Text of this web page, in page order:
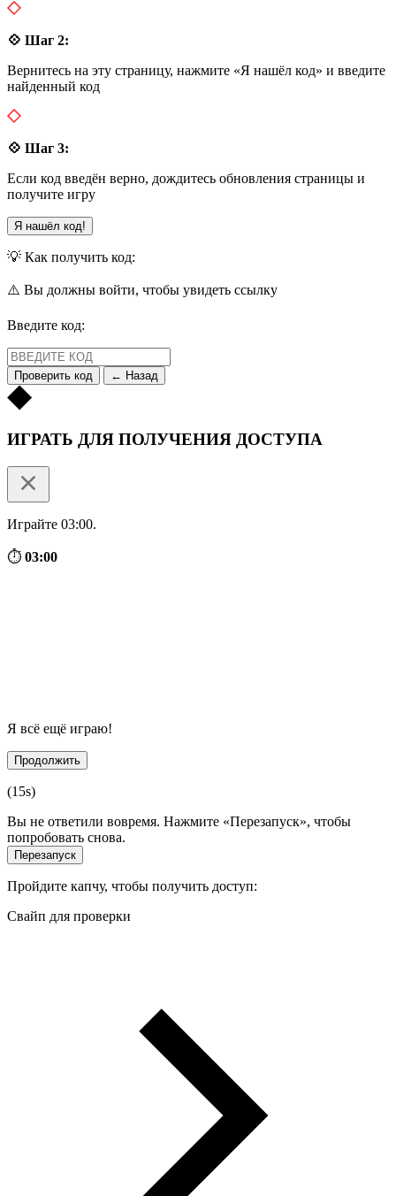
💠 Шаг 2:
Вернитесь на эту страницу, нажмите «Я нашёл код» и введите
найденный код
💠 Шаг 3:
Если код введён верно, дождитесь обновления страницы и
получите игру
Я нашёл код!
💡 Как получить код:
⚠️ Вы должны войти, чтобы увидеть ссылку
Введите код:
Проверить код ← Назад
ИГРАТЬ ДЛЯ ПОЛУЧЕНИЯ ДОСТУПА
Играйте 03:00.
⏱ 03:00
Я всё ещё играю!
Продолжить
(15s)
Вы не ответили вовремя. Нажмите «Перезапуск», чтобы
попробовать снова.
Перезапуск
Пройдите капчу, чтобы получить доступ:
Свайп для проверки